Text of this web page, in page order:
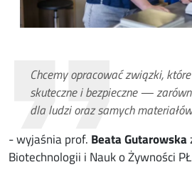
Chcemy opracować związki,
skuteczne i bezpieczne —
dla ludzi oraz samych
- wyjaśnia prof. Beata Gutarowska
Biotechnologii i Nauk o Żywności